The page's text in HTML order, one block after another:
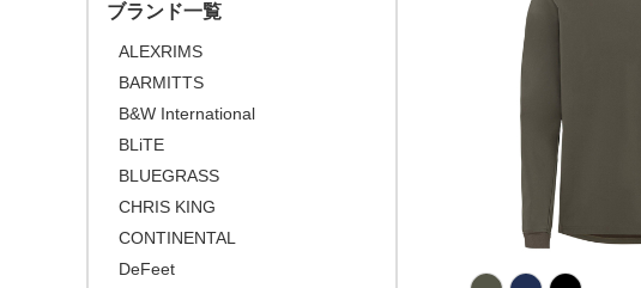
\50,001 ～
ブランド一覧
ALEXRIMS
BARMITTS
B&W International
BLiTE
BLUEGRASS
CHRIS KING
CONTINENTAL
DeFeet